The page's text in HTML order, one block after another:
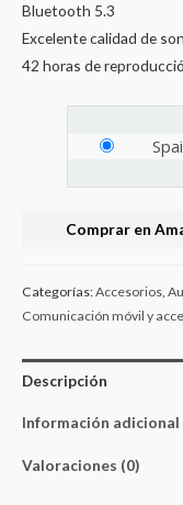
Bluetooth 5.3
Excelente calidad de
42 horas de
Comprar en
Categorías:Accesorios
Comunicación móvil y
Descripción
Información adicional
Valoraciones (0)